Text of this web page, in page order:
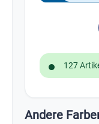
127
Andere